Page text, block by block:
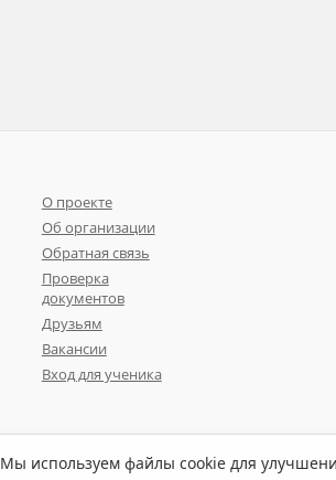
О проекте
Об организации
Обратная связь
Проверка
документов
Друзьям
Вакансии
Вход для ученика
Мы используем файлы cookie для